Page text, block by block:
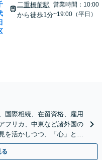
二重橋前駅
から徒歩1分
営業時間：10:00
~19:00（平日）
国際相続、在留資格、雇用
フリカ、中東など諸外国の
を活かしつつ、「心」と
二重橋前駅1分】
る